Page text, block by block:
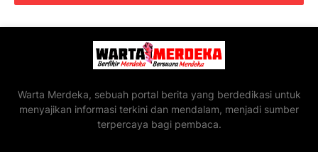
Warta Merdeka, sebuah portal berita yang berdedikasi untuk
menyajikan informasi terkini dan mendalam, menjadi sumber
terpercaya bagi pembaca.